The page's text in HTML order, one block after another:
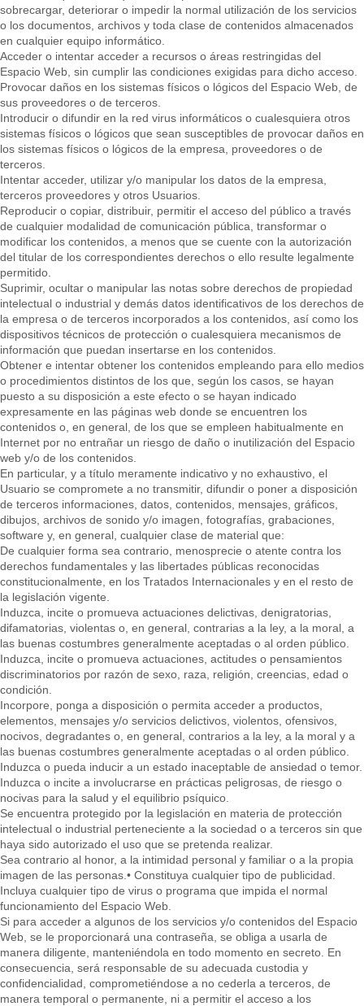
sobrecargar, deteriorar o impedir la normal utilización de los servicios
o los documentos, archivos y toda clase de contenidos almacenados
en cualquier equipo informático.
Acceder o intentar acceder a recursos o áreas restringidas del
Espacio Web, sin cumplir las condiciones exigidas para dicho acceso.
Provocar daños en los sistemas físicos o lógicos del Espacio Web, de
sus proveedores o de terceros.
Introducir o difundir en la red virus informáticos o cualesquiera otros
sistemas físicos o lógicos que sean susceptibles de provocar daños en
los sistemas físicos o lógicos de la empresa, proveedores o de
terceros.
Intentar acceder, utilizar y/o manipular los datos de la empresa,
terceros proveedores y otros Usuarios.
Reproducir o copiar, distribuir, permitir el acceso del público a través
de cualquier modalidad de comunicación pública, transformar o
modificar los contenidos, a menos que se cuente con la autorización
del titular de los correspondientes derechos o ello resulte legalmente
permitido.
Suprimir, ocultar o manipular las notas sobre derechos de propiedad
intelectual o industrial y demás datos identificativos de los derechos de
la empresa o de terceros incorporados a los contenidos, así como los
dispositivos técnicos de protección o cualesquiera mecanismos de
información que puedan insertarse en los contenidos.
Obtener e intentar obtener los contenidos empleando para ello medios
o procedimientos distintos de los que, según los casos, se hayan
puesto a su disposición a este efecto o se hayan indicado
expresamente en las páginas web donde se encuentren los
contenidos o, en general, de los que se empleen habitualmente en
Internet por no entrañar un riesgo de daño o inutilización del Espacio
web y/o de los contenidos.
En particular, y a título meramente indicativo y no exhaustivo, el
Usuario se compromete a no transmitir, difundir o poner a disposición
de terceros informaciones, datos, contenidos, mensajes, gráficos,
dibujos, archivos de sonido y/o imagen, fotografías, grabaciones,
software y, en general, cualquier clase de material que:
De cualquier forma sea contrario, menosprecie o atente contra los
derechos fundamentales y las libertades públicas reconocidas
constitucionalmente, en los Tratados Internacionales y en el resto de
la legislación vigente.
Induzca, incite o promueva actuaciones delictivas, denigratorias,
difamatorias, violentas o, en general, contrarias a la ley, a la moral, a
las buenas costumbres generalmente aceptadas o al orden público.
Induzca, incite o promueva actuaciones, actitudes o pensamientos
discriminatorios por razón de sexo, raza, religión, creencias, edad o
condición.
Incorpore, ponga a disposición o permita acceder a productos,
elementos, mensajes y/o servicios delictivos, violentos, ofensivos,
nocivos, degradantes o, en general, contrarios a la ley, a la moral y a
las buenas costumbres generalmente aceptadas o al orden público.
Induzca o pueda inducir a un estado inaceptable de ansiedad o temor.
Induzca o incite a involucrarse en prácticas peligrosas, de riesgo o
nocivas para la salud y el equilibrio psíquico.
Se encuentra protegido por la legislación en materia de protección
intelectual o industrial perteneciente a la sociedad o a terceros sin que
haya sido autorizado el uso que se pretenda realizar.
Sea contrario al honor, a la intimidad personal y familiar o a la propia
imagen de las personas.• Constituya cualquier tipo de publicidad.
Incluya cualquier tipo de virus o programa que impida el normal
funcionamiento del Espacio Web.
Si para acceder a algunos de los servicios y/o contenidos del Espacio
Web, se le proporcionará una contraseña, se obliga a usarla de
manera diligente, manteniéndola en todo momento en secreto. En
consecuencia, será responsable de su adecuada custodia y
confidencialidad, comprometiéndose a no cederla a terceros, de
manera temporal o permanente, ni a permitir el acceso a los